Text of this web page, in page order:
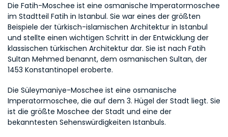
Die Fatih-Moschee ist eine osmanische Imperatormoschee
im Stadtteil Fatih in Istanbul. Sie war eines der größten
Beispiele der türkisch-islamischen Architektur in Istanbul
und stellte einen wichtigen Schritt in der Entwicklung der
klassischen türkischen Architektur dar. Sie ist nach Fatih
Sultan Mehmed benannt, dem osmanischen Sultan, der
1453 Konstantinopel eroberte.
Die Süleymaniye-Moschee ist eine osmanische
Imperatormoschee, die auf dem 3. Hügel der Stadt liegt. Sie
ist die größte Moschee der Stadt und eine der
bekanntesten Sehenswürdigkeiten Istanbuls.